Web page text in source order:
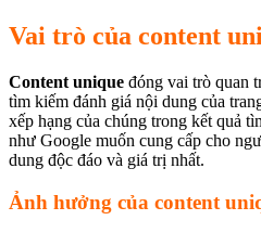
Vai trò của content
Content unique đóng vai trò quan
tìm kiếm đánh giá nội dung của
xếp hạng của chúng trong kết quả
như Google muốn cung cấp cho
dung độc đáo và giá trị nhất.
Ảnh hưởng của content